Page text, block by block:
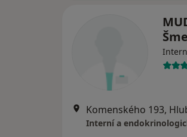
Komenského 193,
Interní a